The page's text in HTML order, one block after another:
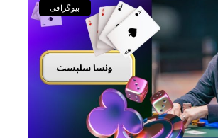
بیوگرافی